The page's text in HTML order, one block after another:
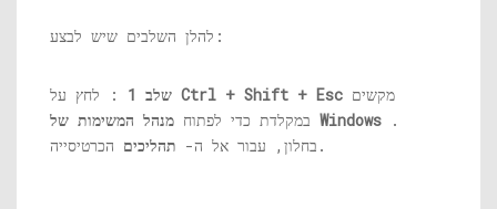
להלן השלבים שיש לבצע:
שלב 1 Ctrl + Shift + Esc
במקלדת כדי לפתוח מנהל המשימות של Windows .
בחלון, עבור אל ה- תהליכים הכרטיסייה.